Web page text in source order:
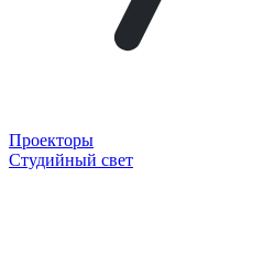
Проекторы
Студийный свет